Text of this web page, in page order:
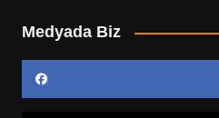
Medyada Biz